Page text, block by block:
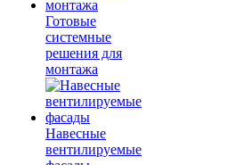
Готовые
системные
решения для
монтажа
Навесные
вентилируемые